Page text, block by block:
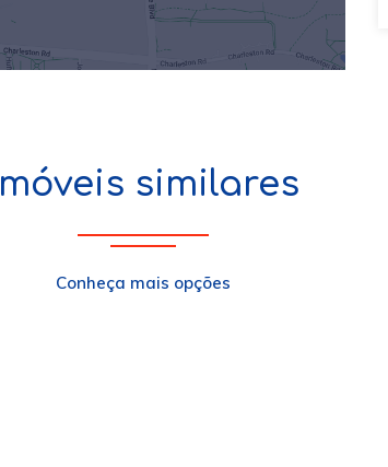
Imóveis similares
Conheça mais opções